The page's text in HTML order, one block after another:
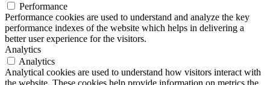
Performance
Performance cookies are used to understand and analyze the key
performance indexes of the website which helps in delivering a
better user experience for the visitors.
Analytics
Analytics
Analytical cookies are used to understand how visitors interact with
the website. These cookies help provide information on metrics the